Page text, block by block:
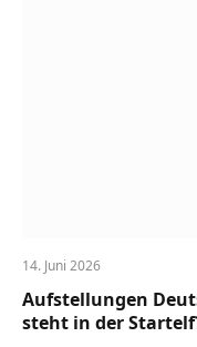
14. Juni 2026
Aufstellungen
steht in der